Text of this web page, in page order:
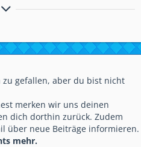
gefallen, aber du bist nicht
merken wir uns deinen
dich dorthin zurück. Zudem
über neue Beiträge informieren.
mehr.